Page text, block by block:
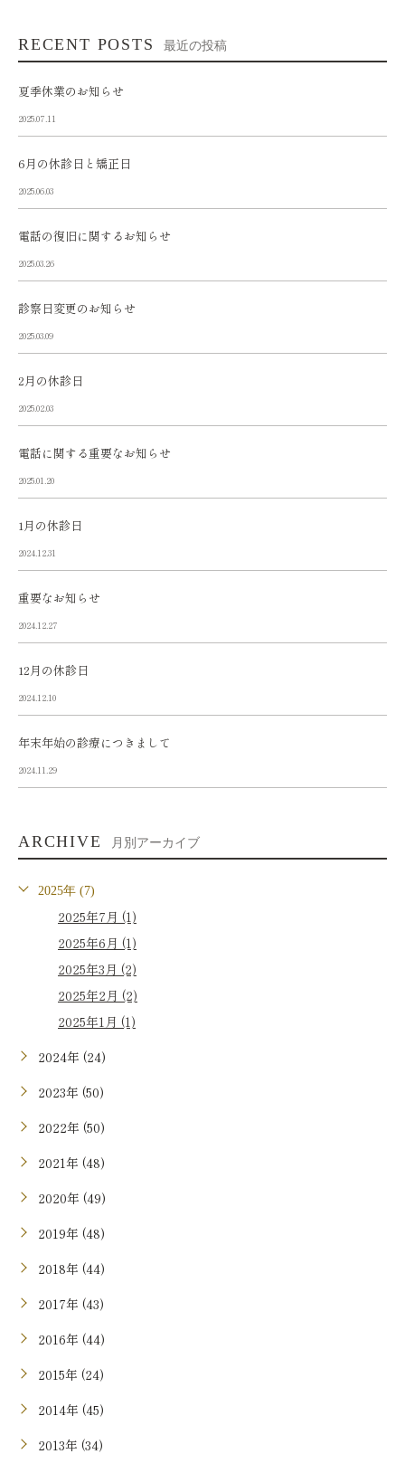
RECENT POSTS 最近の投稿
夏季休業のお知らせ
2025.07.11
6月の休診日と矯正日
2025.06.03
電話の復旧に関するお知らせ
2025.03.26
診察日変更のお知らせ
2025.03.09
2月の休診日
2025.02.03
電話に関する重要なお知らせ
2025.01.20
1月の休診日
2024.12.31
重要なお知らせ
2024.12.27
12月の休診日
2024.12.10
年末年始の診療につきまして
2024.11.29
ARCHIVE 月別アーカイブ
2025年 (7)
2025年7月 (1)
2025年6月 (1)
2025年3月 (2)
2025年2月 (2)
2025年1月 (1)
2024年 (24)
2023年 (50)
2022年 (50)
2021年 (48)
2020年 (49)
2019年 (48)
2018年 (44)
2017年 (43)
2016年 (44)
2015年 (24)
2014年 (45)
2013年 (34)